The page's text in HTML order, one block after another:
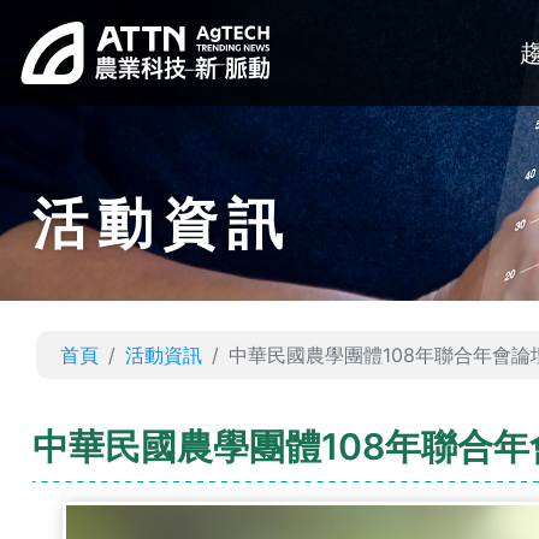
活動資訊
首頁 活動資訊 中華民國農學團體108年聯合年會
中華民國農學團體108年聯合